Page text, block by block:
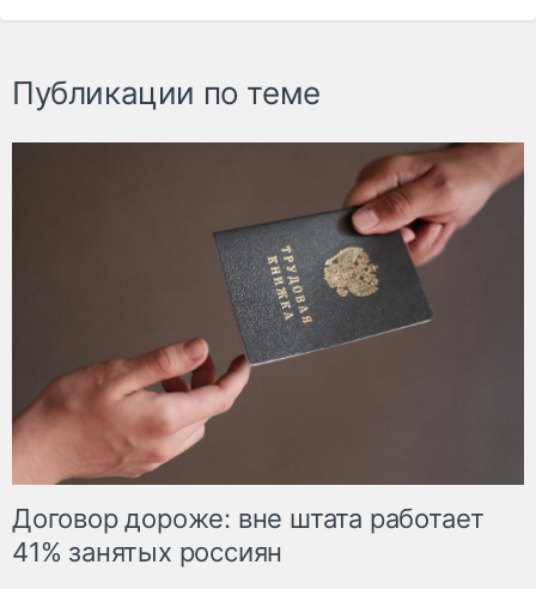
Публикации по теме
Договор дороже: вне штата работает
41% занятых россиян